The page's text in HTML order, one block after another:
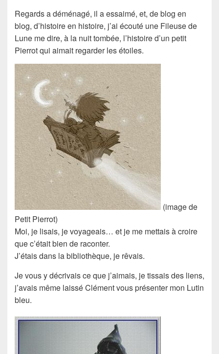
Regards a déménagé, il a essaimé, et, de blog en
blog, d’histoire en histoire, j’ai écouté une Fileuse de
Lune me dire, à la nuit tombée, l’histoire d’un petit
Pierrot qui aimait regarder les étoiles.
(image de
Petit Pierrot)
Moi, je lisais, je voyageais… et je me mettais à croire
que c’était bien de raconter.
J’étais dans la bibliothèque, je rêvais.
Je vous y décrivais ce que j’aimais, je tissais des liens,
j’avais même laissé Clément vous présenter mon Lutin
bleu.